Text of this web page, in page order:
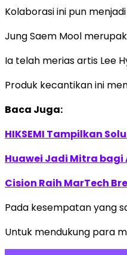
Kolaborasi ini pun
Jung Saem Mool
Ia telah merias artis Lee
Produk kecantikan ini
Baca Juga:
HIKSEMI Tampilkan
Huawei Jadi Mitra bagi
Cision Raih MarTech
Pada kesempatan yang
Untuk mendukung para